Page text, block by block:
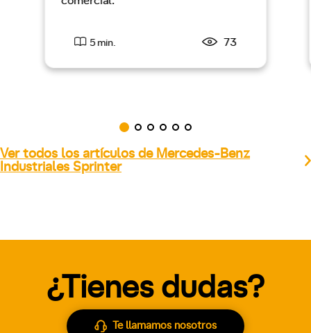
5 min. 73
Ver todos los artículos de Mercedes-Benz
Industriales Sprinter
¿Tienes dudas?
Te llamamos nosotros